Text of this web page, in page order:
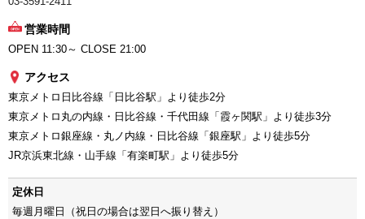
営業時間
OPEN 11:30～ CLOSE 21:00
アクセス
東京メトロ日比谷線「日比谷駅」より徒歩2分
東京メトロ丸の内線・日比谷線・千代田線「霞ヶ関駅」より徒歩3分
東京メトロ銀座線・丸ノ内線・日比谷線「銀座駅」より徒歩5分
JR京浜東北線・山手線「有楽町駅」より徒歩5分
定休日
毎週月曜日（祝日の場合は翌日へ振り替え）